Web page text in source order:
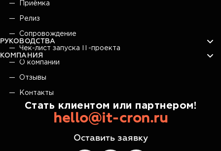
Приёмка
Релиз
Сопровождение
РУКОВОДСТВА
Чек-лист запуска IT-проекта
КОМПАНИЯ
О компании
Отзывы
Контакты
Стать клиентом или партнером!
hello@it-cron.ru
Оставить заявку